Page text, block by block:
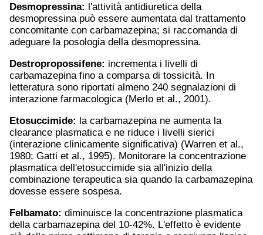
Desmopressina: l'attività antidiuretica della
desmopressina può essere aumentata dal trattamento
concomitante con carbamazepina; si raccomanda di
adeguare la posologia della desmopressina.
Destropropossifene: incrementa i livelli di
carbamazepina fino a comparsa di tossicità. In
letteratura sono riportati almeno 240 segnalazioni di
interazione farmacologica (Merlo et al., 2001).
Etosuccimide: la carbamazepina ne aumenta la
clearance plasmatica e ne riduce i livelli sierici
(interazione clinicamente significativa) (Warren et al.,
1980; Gatti et al., 1995). Monitorare la concentrazione
plasmatica dell'etosuccimide sia all'inizio della
combinazione terapeutica sia quando la carbamazepina
dovesse essere sospesa.
Felbamato: diminuisce la concentrazione plasmatica
della carbamazepina del 10-42%. L'effetto è evidente